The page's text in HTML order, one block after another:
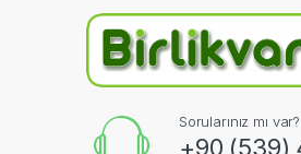
Sorularınız mı
+90 (539)